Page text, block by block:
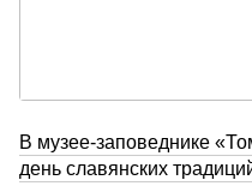
В музее-заповеднике
день славянских